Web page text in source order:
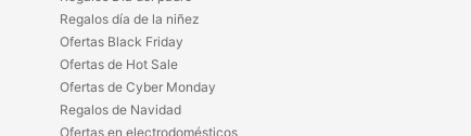
Regalos día de la niñez
Ofertas Black Friday
Ofertas de Hot Sale
Ofertas de Cyber Monday
Regalos de Navidad
Ofertas en electrodomésticos